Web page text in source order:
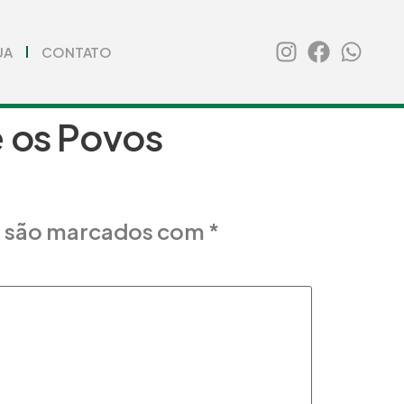
CONTATO
Povos
marcados com *